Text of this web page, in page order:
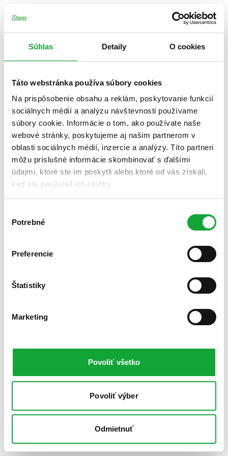
Súhlas Detaily O cookies
Táto webstránka používa súbory cookies
Na prispôsobenie obsahu a reklám, poskytovanie funkcií
sociálnych médií a analýzu návštevnosti používame
súbory cookie. Informácie o tom, ako používate naše
webové stránky, poskytujeme aj našim partnerom v
oblasti sociálnych médií, inzercie a analýzy. Títo partneri
môžu príslušné informácie skombinovať s ďalšími
údajmi, ktoré ste im poskytli alebo ktoré od vás získali,
keď ste používali ich služby.
súhlasu
Potrebné
Preferencie
Štatistiky
Marketing
Povoliť všetko
Povoliť výber
Odmietnuť